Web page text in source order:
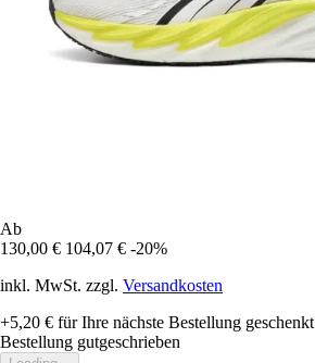
Ab
130,00 € 104,07 € -20%
inkl. MwSt. zzgl. Versandkosten
+5,20 € für Ihre nächste Bestellung geschenkt
Bestellung gutgeschrieben